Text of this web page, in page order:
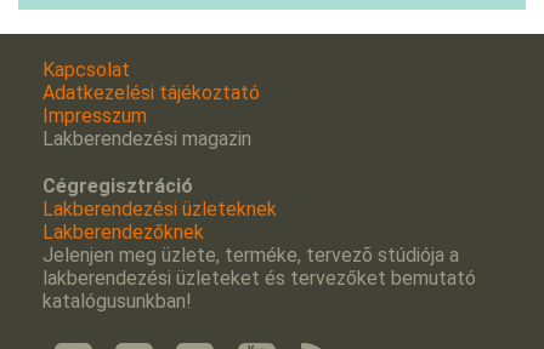
Kapcsolat
Adatkezelési tájékoztató
Impresszum
Lakberendezési magazin
Cégregisztráció
Lakberendezési üzleteknek
Lakberendezőknek
Jelenjen meg üzlete, terméke, tervezõ stúdiója a
lakberendezési üzleteket és tervezőket bemutató
katalógusunkban!